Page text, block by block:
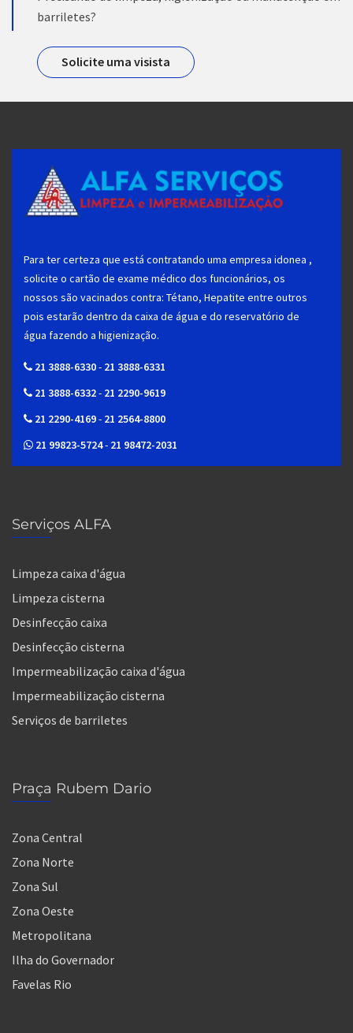
barriletes?
Solicite uma visista
Para ter certeza que está contratando uma empresa idonea ,
solicite o cartão de exame médico dos funcionários, os
nossos são vacinados contra: Tétano, Hepatite entre outros
pois estarão dentro da caixa de água e do reservatório de
água fazendo a higienização.
21 3888-6330- 21 3888-6331
21 3888-6332- 21 2290-9619
21 2290-4169- 21 2564-8800
21 99823-5724- 21 98472-2031
Serviços ALFA
Limpeza caixa d'água
Limpeza cisterna
Desinfecção caixa
Desinfecção cisterna
Impermeabilização caixa d'água
Impermeabilização cisterna
Serviços de barriletes
Praça Rubem Dario
Zona Central
Zona Norte
Zona Sul
Zona Oeste
Metropolitana
Ilha do Governador
Favelas Rio